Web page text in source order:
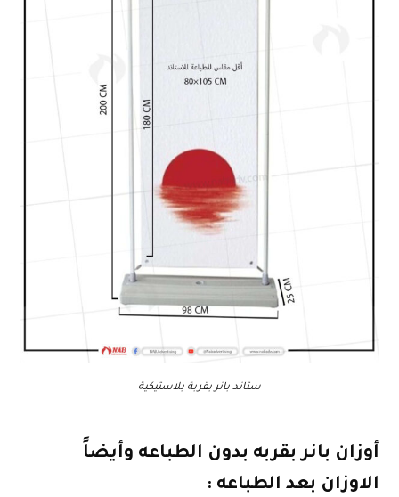
ستاند بانر بقربة بلاستيكية
أوزان بانر بقربه بدون الطباعه وأيضاً
الاوزان بعد الطباعه :